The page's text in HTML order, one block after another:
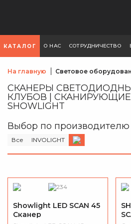
КАТАЛОГ О НАС СОТРУДНИЧЕСТВО
На главную Световое
СКАНЕРЫ
КЛУБОВ | СКАНИРУЮЩИЕ
SHOWLIGHT
Выбор по производителю
Все INVOLIGHT
Showlight LED SCAN 45
Сканер